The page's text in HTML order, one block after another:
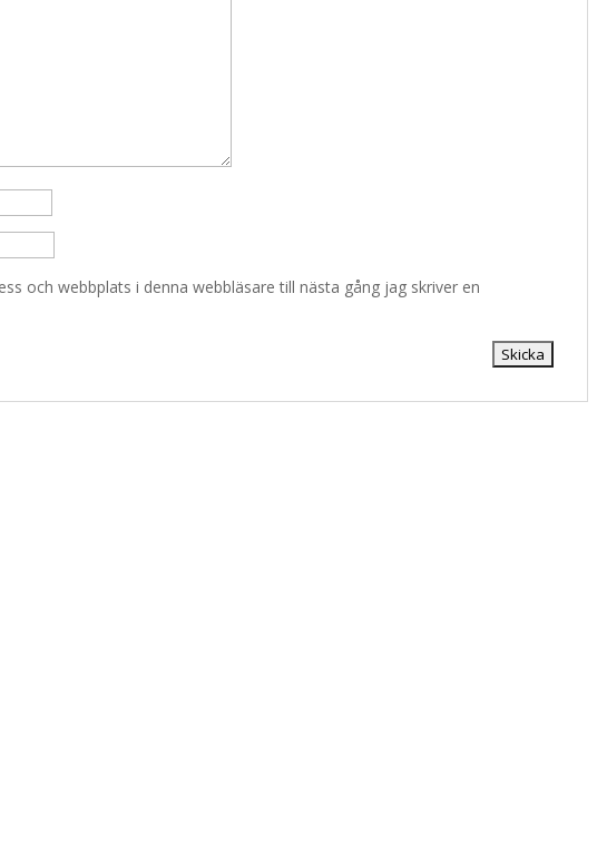
och webbplats i denna webbläsare till nästa gång jag skriver en